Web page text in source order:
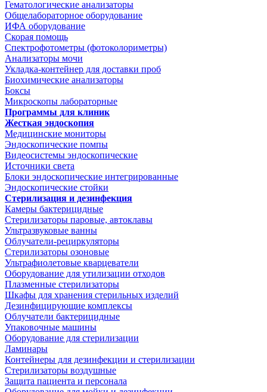
Гематологические анализаторы
Общелабораторное оборудование
ИФА оборудование
Скорая помощь
Спектрофотометры (фотоколориметры)
Анализаторы мочи
Укладка-контейнер для доставки проб
Биохимические анализаторы
Боксы
Микроскопы лабораторные
Программы для клиник
Жесткая эндоскопия
Медицинские мониторы
Эндоскопические помпы
Видеосистемы эндоскопические
Источники света
Блоки эндоскопические интегрированные
Эндоскопические стойки
Стерилизация и дезинфекция
Камеры бактерицидные
Стерилизаторы паровые, автоклавы
Ультразвуковые ванны
Облучатели-рециркуляторы
Стерилизаторы озоновые
Ультрафиолетовые кварцеватели
Оборудование для утилизации отходов
Плазменные стерилизаторы
Шкафы для хранения стерильных изделий
Дезинфицирующие комплексы
Облучатели бактерицидные
Упаковочные машины
Оборудование для стерилизации
Ламинары
Контейнеры для дезинфекции и стерилизации
Стерилизаторы воздушные
Защита пациента и персонала